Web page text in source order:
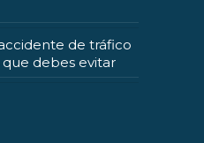
de tráfico
que debes evitar